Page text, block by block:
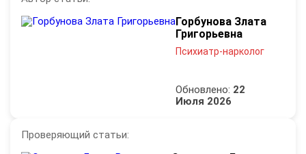
Горбунова Злата
Григорьевна
Психиатр-нарколог
Обновлено: 22
Июля 2026
Проверяющий статьи: